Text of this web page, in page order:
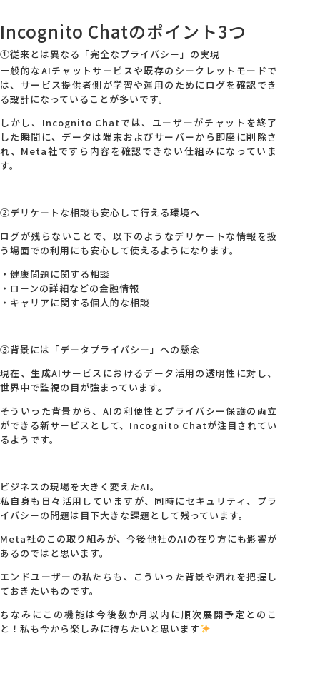
Incognito Chatのポイント3つ
①従来とは異なる「完全なプライバシー」の実現
一般的なAIチャットサービスや既存のシークレットモードで
は、サービス提供者側が学習や運用のためにログを確認でき
る設計になっていることが多いです。
しかし、Incognito Chatでは、ユーザーがチャットを終了
した瞬間に、データは端末およびサーバーから即座に削除さ
れ、Meta社ですら内容を確認できない仕組みになっていま
す。
②デリケートな相談も安心して行える環境へ
ログが残らないことで、以下のようなデリケートな情報を扱
う場面での利用にも安心して使えるようになります。
・健康問題に関する相談
・ローンの詳細などの金融情報
・キャリアに関する個人的な相談
③背景には「データプライバシー」への懸念
現在、生成AIサービスにおけるデータ活用の透明性に対し、
世界中で監視の目が強まっています。
そういった背景から、AIの利便性とプライバシー保護の両立
ができる新サービスとして、Incognito Chatが注目されてい
るようです。
ビジネスの現場を大きく変えたAI。
私自身も日々活用していますが、同時にセキュリティ、プラ
イバシーの問題は目下大きな課題として残っています。
Meta社のこの取り組みが、今後他社のAIの在り方にも影響が
あるのではと思います。
エンドユーザーの私たちも、こういった背景や流れを把握し
ておきたいものです。
ちなみにこの機能は今後数か月以内に順次展開予定とのこ
と！私も今から楽しみに待ちたいと思います